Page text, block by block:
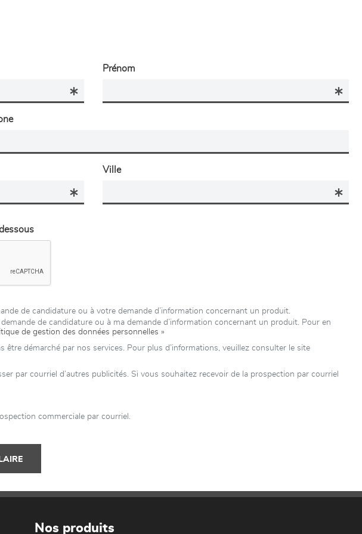
Prénom
Ville
de candidature ou à votre demande d’information concernant un produit.
de candidature ou à ma demande d’information concernant un produit. Pour en
de gestion des données personnelles »
démarché par nos services. Pour plus d’informations, veuillez consulter le site
par courriel d’autres publicités. Si vous souhaitez recevoir de la prospection par courriel
commerciale par courriel.
Nos produits